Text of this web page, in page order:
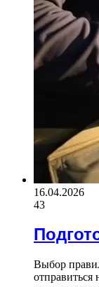
16.04.2026
43
Выбор